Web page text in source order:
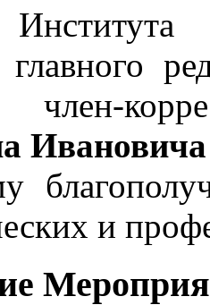
главного
член-
и